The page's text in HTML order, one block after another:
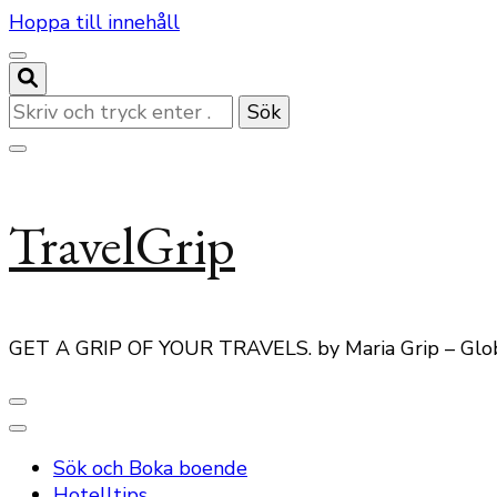
Hoppa till innehåll
Letar
du
efter
TravelGrip
GET A GRIP OF YOUR TRAVELS. by Maria Grip –
Sök och Boka boende